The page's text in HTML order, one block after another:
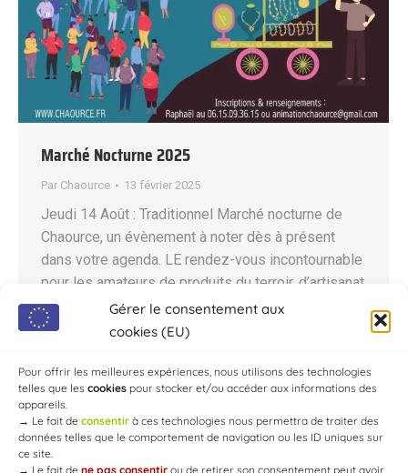
Gérer le consentement aux
cookies (EU)
Pour offrir les meilleures expériences, nous utilisons des technologies
telles que les cookies pour stocker et/ou accéder aux informations des
appareils.
→ Le fait de consentir à ces technologies nous permettra de traiter des
données telles que le comportement de navigation ou les ID uniques sur
ce site.
→ Le fait de ne pas consentir ou de retirer son consentement peut avoir
Marché Nocturne 2025
Par Chaource 13 février 2025
Jeudi 14 Août : Traditionnel Marché nocturne de
Chaource, un évènement à noter dès à présent
dans votre agenda. LE rendez-vous incontournable
pour les amateurs de produits du terroir, d’artisanat
local, d’ambiance festive. Venez découvrir les
saveurs de la région, flâner sous les étoiles, chiner,
la…